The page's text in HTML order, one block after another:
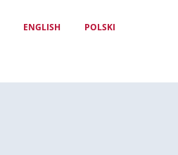
ENGLISH POLSKI